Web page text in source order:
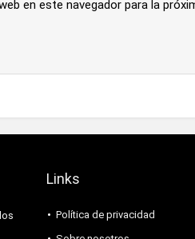
en este navegador para la
Links
Política de privacidad